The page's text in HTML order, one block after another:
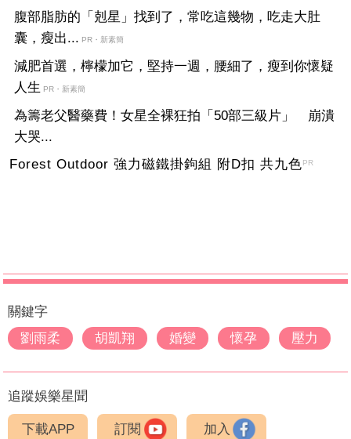
腹部脂肪的「剋星」找到了，常吃這幾物，吃走大肚
囊，瘦出... PR・新素簡
減肥首選，檸檬加它，堅持一週，腰細了，瘦到你懷疑
人生 PR・新素簡
為籌老父醫藥費！女星全裸狂拍「50部三級片」 崩潰
大哭...
Forest Outdoor 強力磁鐵掛鉤組 附D扣 共九色PR
關鍵字
劉雨柔
胡凱翔 婚變 懷孕 壓力
追蹤娛樂星聞
下載APP 訂閱 加入